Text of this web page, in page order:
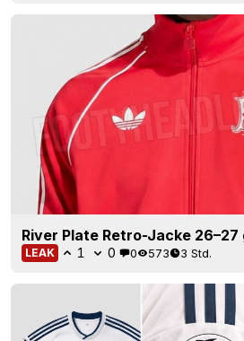
River Plate Retro-Jacke
LEAK 1 0 0 573 3 Std.